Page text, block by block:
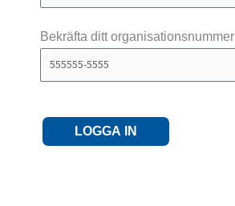
Bekräfta ditt organisationsnummer
LOGGA IN